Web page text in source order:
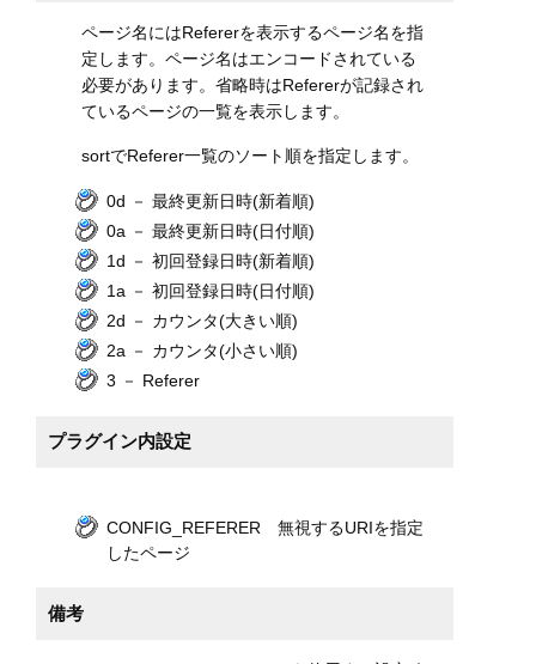
ページ名にはRefererを表示するページ名を指
定します。ページ名はエンコードされている
必要があります。省略時はRefererが記録され
ているページの一覧を表示します。
sortでReferer一覧のソート順を指定します。
0d － 最終更新日時(新着順)
0a － 最終更新日時(日付順)
1d － 初回登録日時(新着順)
1a － 初回登録日時(日付順)
2d － カウンタ(大きい順)
2a － カウンタ(小さい順)
3 － Referer
プラグイン内設定
CONFIG_REFERER 無視するURIを指定
したページ
備考